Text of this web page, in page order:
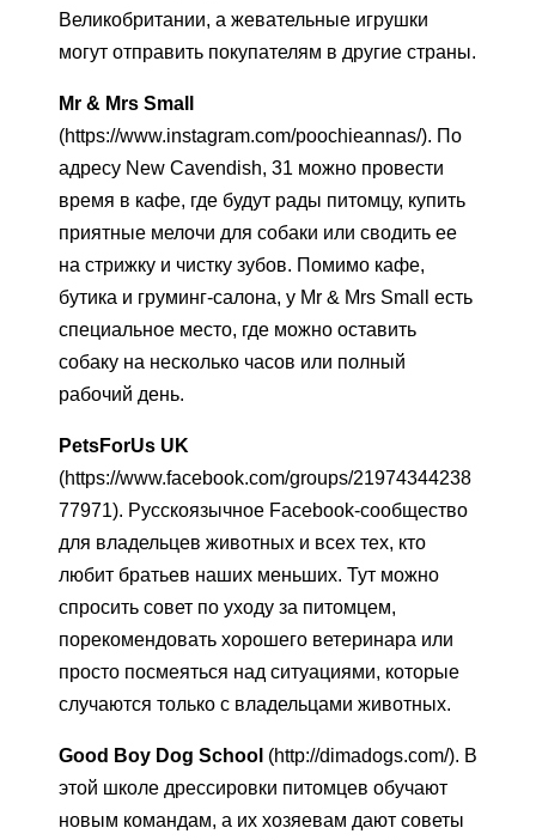
Великобритании, а жевательные игрушки
могут отправить покупателям в другие страны.
Mr & Mrs Small
(https://www.instagram.com/poochieannas/). По
адресу New Cavendish, 31 можно провести
время в кафе, где будут рады питомцу, купить
приятные мелочи для собаки или сводить ее
на стрижку и чистку зубов. Помимо кафе,
бутика и груминг-салона, у Mr & Mrs Small есть
специальное место, где можно оставить
собаку на несколько часов или полный
рабочий день.
PetsForUs UK
(https://www.facebook.com/groups/21974344238
77971). Русскоязычное Facebook-сообщество
для владельцев животных и всех тех, кто
любит братьев наших меньших. Тут можно
спросить совет по уходу за питомцем,
порекомендовать хорошего ветеринара или
просто посмеяться над ситуациями, которые
случаются только с владельцами животных.
Good Boy Dog School (http://dimadogs.com/). В
этой школе дрессировки питомцев обучают
новым командам, а их хозяевам дают советы